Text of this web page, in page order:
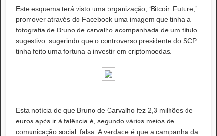
Este esquema terá visto uma organização, ‘Bitcoin Future,’
promover através do Facebook uma imagem que tinha a
fotografia de Bruno de carvalho acompanhada de um título
sugestivo, sugerindo que o controverso presidente do SCP
tinha feito uma fortuna a investir em criptomoedas.
Esta notícia de que Bruno de Carvalho fez 2,3 milhões de
euros após ir à falência é, segundo vários meios de
comunicação social, falsa. A verdade é que a campanha da